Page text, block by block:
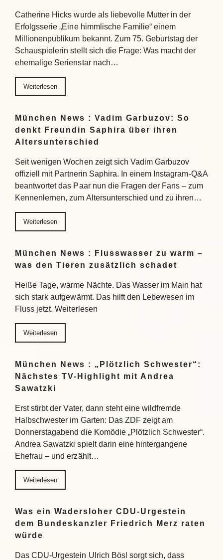
Catherine Hicks wurde als liebevolle Mutter in der
Erfolgsserie „Eine himmlische Familie“ einem
Millionenpublikum bekannt. Zum 75. Geburtstag der
Schauspielerin stellt sich die Frage: Was macht der
ehemalige Serienstar nach…
Weiterlesen
München News : Vadim Garbuzov: So
denkt Freundin Saphira über ihren
Altersunterschied
Seit wenigen Wochen zeigt sich Vadim Garbuzov
offiziell mit Partnerin Saphira. In einem Instagram-Q&A
beantwortet das Paar nun die Fragen der Fans – zum
Kennenlernen, zum Altersunterschied und zu ihren…
Weiterlesen
München News : Flusswasser zu warm –
was den Tieren zusätzlich schadet
Heiße Tage, warme Nächte. Das Wasser im Main hat
sich stark aufgewärmt. Das hilft den Lebewesen im
Fluss jetzt. Weiterlesen
Weiterlesen
München News : „Plötzlich Schwester“:
Nächstes TV-Highlight mit Andrea
Sawatzki
Erst stirbt der Vater, dann steht eine wildfremde
Halbschwester im Garten: Das ZDF zeigt am
Donnerstagabend die Komödie „Plötzlich Schwester“.
Andrea Sawatzki spielt darin eine hintergangene
Ehefrau – und erzählt…
Weiterlesen
Was ein Wadersloher CDU-Urgestein
dem Bundeskanzler Friedrich Merz raten
würde
Das CDU-Urgestein Ulrich Bösl sorgt sich, dass